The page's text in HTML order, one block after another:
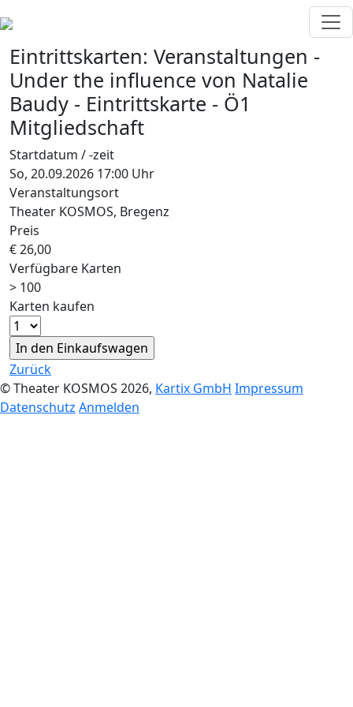
Eintrittskarten: Veranstaltungen -
Under the influence von Natalie
Baudy - Eintrittskarte - Ö1
Mitgliedschaft
Startdatum / -zeit
So, 20.09.2026 17:00 Uhr
Veranstaltungsort
Theater KOSMOS, Bregenz
Preis
€ 26,00
Verfügbare Karten
> 100
Karten kaufen
Zurück
© Theater KOSMOS 2026, Kartix GmbH Impressum
Datenschutz Anmelden